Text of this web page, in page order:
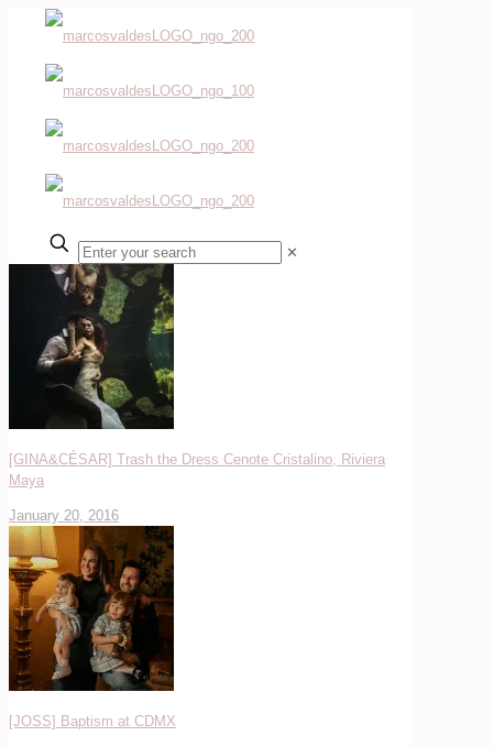
✕
[GINA&CÉSAR] Trash the Dress Cenote Cristalino, Riviera
Maya
January 20, 2016
[JOSS] Baptism at CDMX